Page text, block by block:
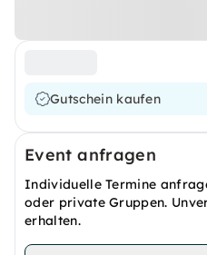
Gutschein kaufen
Event anfragen
Individuelle Termine
oder private Gruppen.
erhalten.